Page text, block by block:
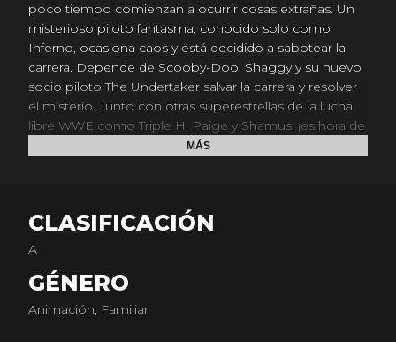
poco tiempo comienzan a ocurrir cosas extrañas. Un
misterioso piloto fantasma, conocido solo como
Inferno, ocasiona caos y está decidido a sabotear la
carrera. Depende de Scooby-Doo, Shaggy y su nuevo
socio piloto The Undertaker salvar la carrera y resolver
el misterio. Junto con otras superestrellas de la lucha
libre WWE como Triple H, Paige y Shamus, ¡es hora de
arrancar motores y el apetito porque Scooby-Doo y la
MÁS
CLASIFICACIÓN
A
GÉNERO
Animación, Familiar